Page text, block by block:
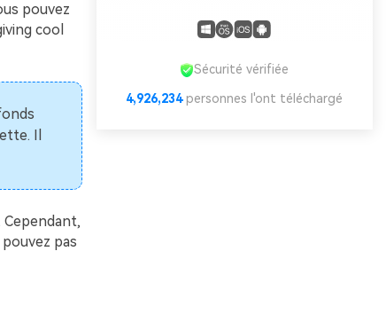
pouvez
cool
Il
pas
Sécurité vérifiée
4,926,234personnes l'ont téléchargé